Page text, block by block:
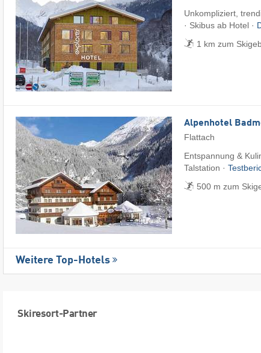
Unkompliziert,
· Skibus ab Hotel ·
1 km zum
Alpenhotel
Flattach
Entspannung &
Talstation ·
500 m zum
Weitere Top-Hotels
Skiresort-Partner